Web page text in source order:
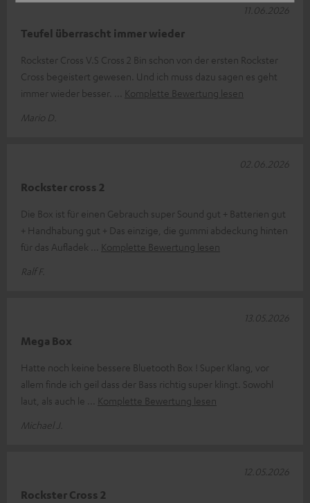
Teufel überrascht immer wieder
Rockster Cross V.S Cross 2 Bin schon von der ersten Rockster
Cross begeistert gewesen. Und ich muss dazu sagen es geht
immer wieder besser.
Komplette Bewertung lesen
Mario D.
11.06.2026
Rockster cross 2
Die Box ist für einen Gebrauch super Sound gut + Batterien gut
+ Handhabung gut + Das einzige, die gummi abdeckung hinten
für das Aufladek
Komplette Bewertung lesen
Ralf F.
02.06.2026
Mega Box
Hatte noch keine bessere Bluetooth Box ! Super Klang, vor
allem finde ich geil dass der Bass richtig super klingt. Sowohl
laut, als auch le
Komplette Bewertung lesen
Michael J.
13.05.2026
Rockster Cross 2
12.05.2026